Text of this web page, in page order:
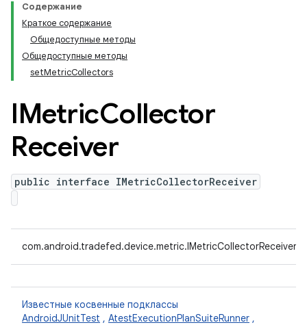
Содержание
Краткое содержание
Общедоступные методы
Общедоступные методы
setMetricCollectors
IMetricCollector
Receiver
public interface IMetricCollectorReceiver
com.android.tradefed.device.metric.IMetricCollectorReceiver
Известные косвенные подклассы
AndroidJUnitTest , AtestExecutionPlanSuiteRunner ,